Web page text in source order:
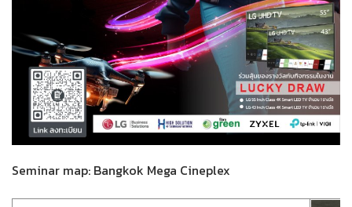
Seminar map: Bangkok Mega Cineplex